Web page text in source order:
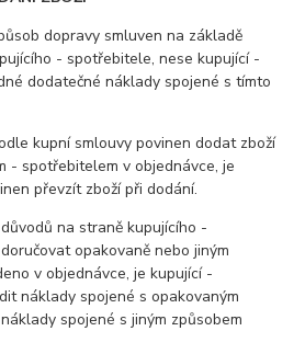
dopravy smluven na základě
- spotřebitele, nese kupující -
dodatečné náklady spojené s tímto
kupní smlouvy povinen dodat zboží
- spotřebitelem v objednávce, je
převzít zboží při dodání.
na straně kupujícího -
opakovaně nebo jiným
v objednávce, je kupující -
náklady spojené s opakovaným
spojené s jiným způsobem